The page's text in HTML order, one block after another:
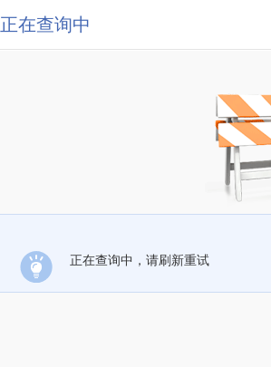
正在查询中
正在查询中，请刷新重试